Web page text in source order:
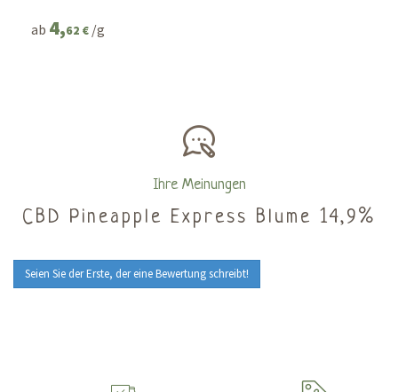
ab 4,62 € /g
Ihre Meinungen
CBD Pineapple Express Blume 14,9%
Seien Sie der Erste, der eine Bewertung schreibt!